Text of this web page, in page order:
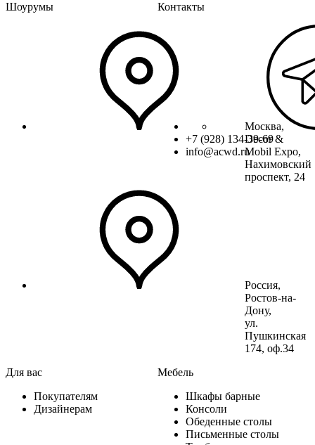
Контакты
+7 (928) 134-39-69
info@acwd.ru
Шоурумы
Москва,
Decor &
Mobil Expo,
Нахимовский
проспект, 24
Россия,
Ростов-на-
Дону,
ул.
Пушкинская
174, оф.34
Мебель
Шкафы барные
Консоли
Обеденные столы
Письменные столы
Для вас
Покупателям
Дизайнерам